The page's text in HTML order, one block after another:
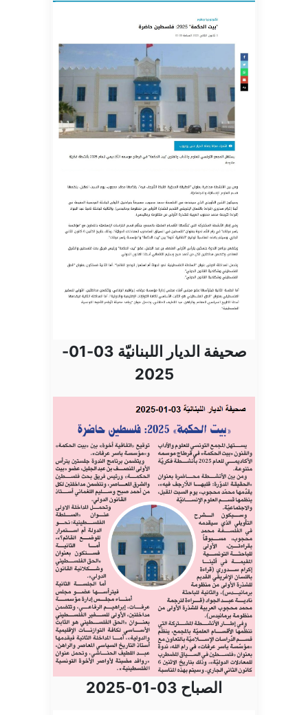
صحيفة الديار اللبنانيّة 03-01-
2025
الصباح 03-01-2025